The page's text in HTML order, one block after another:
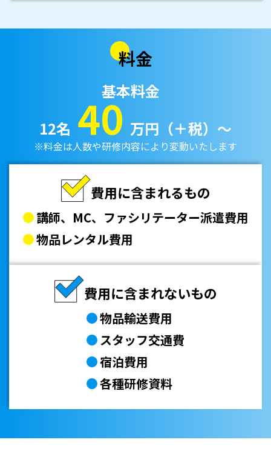
料金
基本料金
12名 40 万円（＋税）〜
※料金は人数や研修内容により変動いたします
費用に含まれるもの
講師、MC、ファシリテーター派遣費用
物品レンタル費用
費用に含まれないもの
物品輸送費用
スタッフ交通費
宿泊費用
各種研修資料